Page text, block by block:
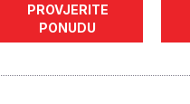
PROVJERITE
PONUDU